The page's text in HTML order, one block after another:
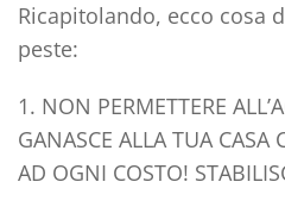
Ricapitolando, ecco cosa
peste:
1. NON PERMETTERE
GANASCE ALLA TUA CASA
AD OGNI COSTO!